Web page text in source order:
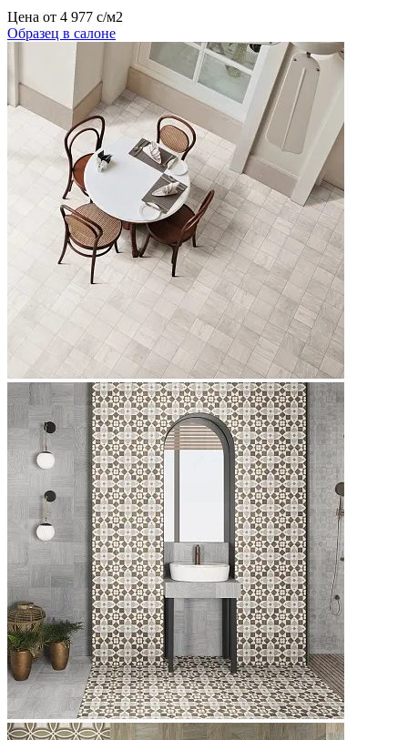
Цена от 4 977 c/м2
Образец в салоне